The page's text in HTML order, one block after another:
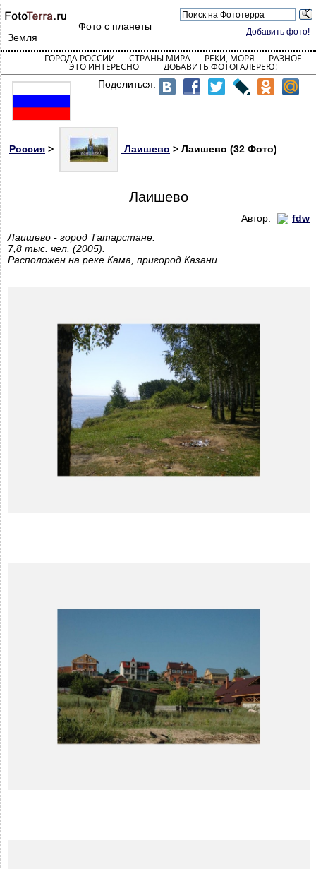
Добавить фото!
Фото с планеты
Земля
ГОРОДА РОССИИ СТРАНЫ МИРА РЕКИ, МОРЯ РАЗНОЕ
ЭТО ИНТЕРЕСНО ДОБАВИТЬ ФОТОГАЛЕРЕЮ!
Поделиться:
Россия > Лаишево > Лаишево (32 Фото)
Лаишево
Автор:
fdw
Лаишево - город Татарстане.
7,8 тыс. чел. (2005).
Расположен на реке Кама, пригород Казани.